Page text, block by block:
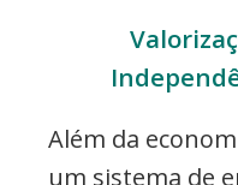
Além da
um sistema de